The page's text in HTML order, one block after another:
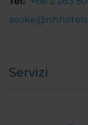
Servizi